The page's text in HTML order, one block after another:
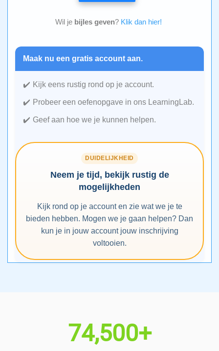
Wil je bijles geven? Klik dan hier!
Maak nu een gratis account aan.
Kijk eens rustig rond op je account.
Probeer een oefenopgave in ons LearningLab.
Geef aan hoe we je kunnen helpen.
DUIDELIJKHEID
Neem je tijd, bekijk rustig de
mogelijkheden
Kijk rond op je account en zie wat we je te
bieden hebben. Mogen we je gaan helpen? Dan
kun je in jouw account jouw inschrijving
voltooien.
74,500+